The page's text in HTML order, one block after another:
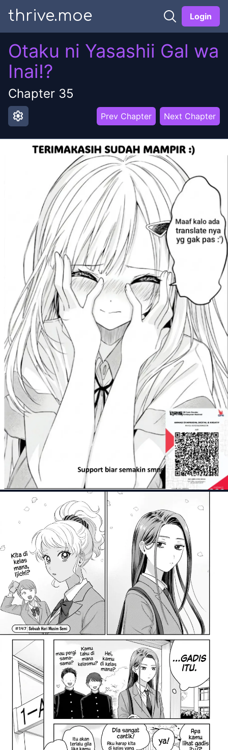
thrive.moe Login
Otaku ni Yasashii Gal wa
Inai!?
Chapter 35
settings Prev Chapter Next Chapter